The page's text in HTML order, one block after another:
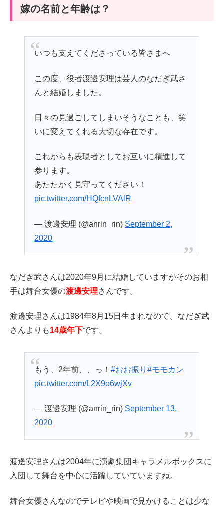
嫁の名前と年齢は？
いつも支えてくださっている皆さまへ
この度、役者渡邊安理は芸人のなだぎ武さ
んと結婚しました。
日々の見過ごしてしまいそうなことも、笑
いに変えてくれる大切な存在です。
これからも表現者としてお互いに精進して
参ります。
あたたかく見守ってください！
pic.twitter.com/HQfcnLVAlR
— 渡邊安理 (@anrin_rin) September 2,
2020
なだぎ武さんは2020年9月に結婚していますがそのお相
手は舞台女優の渡邊安理さんです。
渡邊安理さんは1984年8月15日生まれなので、なだぎ武
さんよりも14歳年下です。
もう、2年前、、っ！#おお振り#モモカン
pic.twitter.com/L2X9o6wjXv
— 渡邊安理 (@anrin_rin) September 13,
2020
渡邊安理さんは2004年に演劇集団キャラメルボックスに
入団して舞台を中心に活躍していていますね。
舞台女優さんなのでテレビや映画で見かけることは少な